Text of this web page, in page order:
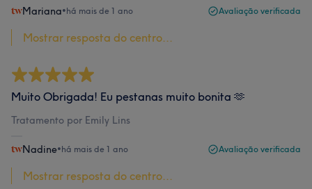
Mariana•há mais de 1 ano Avaliação verificada
Mostrar resposta do centro...
Muito Obrigada! Eu pestanas muito bonita 🫶
Tratamento por Emily Lins
Nadine•há mais de 1 ano Avaliação verificada
Mostrar resposta do centro...